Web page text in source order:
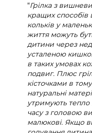
“Грілка з
кращих способів
кольків у
життя можуть
дитини через
усталеною
в таких умовах
подвиг. Плюс
кісточками в
натуральні
утримують
часу з головою
малюкові. Якщо